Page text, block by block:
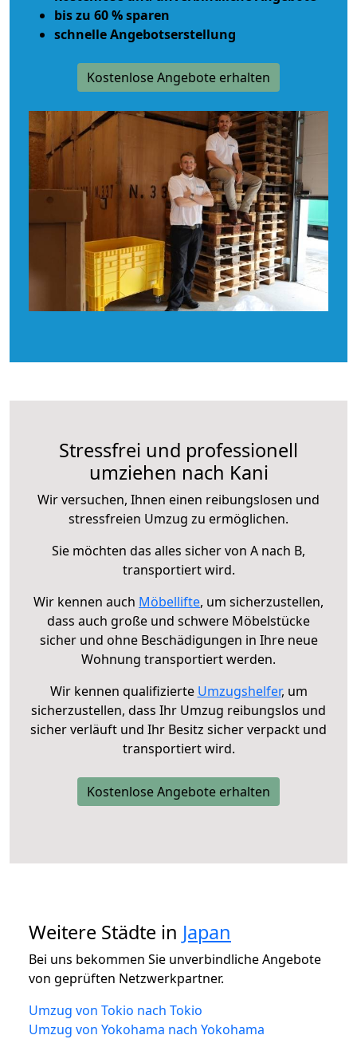
bis zu 60 % sparen
schnelle Angebotserstellung
Kostenlose Angebote erhalten
Stressfrei und professionell
umziehen nach Kani
Wir versuchen, Ihnen einen reibungslosen und
stressfreien Umzug zu ermöglichen.
Sie möchten das alles sicher von A nach B,
transportiert wird.
Wir kennen auch Möbellifte, um sicherzustellen,
dass auch große und schwere Möbelstücke
sicher und ohne Beschädigungen in Ihre neue
Wohnung transportiert werden.
Wir kennen qualifizierte Umzugshelfer, um
sicherzustellen, dass Ihr Umzug reibungslos und
sicher verläuft und Ihr Besitz sicher verpackt und
transportiert wird.
Kostenlose Angebote erhalten
Weitere Städte in Japan
Bei uns bekommen Sie unverbindliche Angebote
von geprüften Netzwerkpartner.
Umzug von Tokio nach Tokio
Umzug von Yokohama nach Yokohama